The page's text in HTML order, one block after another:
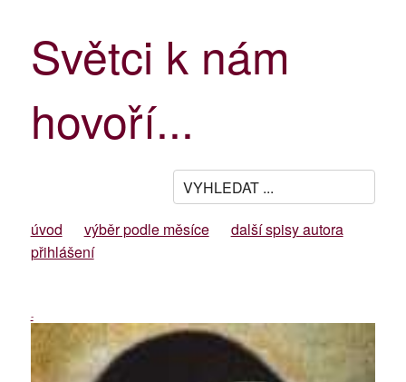
Světci k nám
hovoří...
úvod výběr podle měsíce
další spisy autora
přihlášení
-